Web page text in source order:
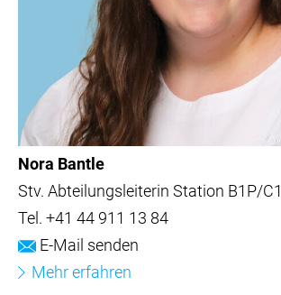
Nora Bantle
Stv. Abteilungsleiterin Station B1P/C1
Tel. +41 44 911 13 84
E-Mail senden
Mehr erfahren